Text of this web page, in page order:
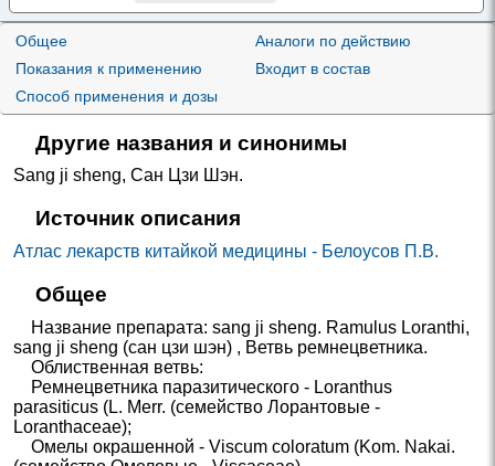
Общее
Показания к применению
Способ применения и дозы
Аналоги по действию
Входит в состав
Другие названия и синонимы
Sang ji sheng,Сан Цзи Шэн.
Источник описания
Атлас лекарств китайкой медицины - Белоусов П.В.
Общее
Название препарата: sang ji sheng. Ramulus Loranthi,
sang ji sheng (сан цзи шэн) , Ветвь ремнецветника.
Облиственная ветвь:
Ремнецветника паразитического - Loranthus
parasiticus (L. Merr. (семейство Лорантовые -
Loranthaceae);
Омелы окрашенной - Viscum coloratum (Kom. Nakai.